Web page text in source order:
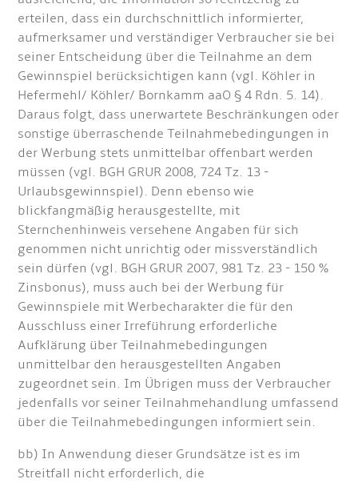
erteilen, dass ein durchschnittlich informierter,
aufmerksamer und verständiger Verbraucher sie bei
seiner Entscheidung über die Teilnahme an dem
Gewinnspiel berücksichtigen kann (vgl. Köhler in
Hefermehl/ Köhler/ Bornkamm aaO § 4 Rdn. 5. 14).
Daraus folgt, dass unerwartete Beschränkungen oder
sonstige überraschende Teilnahmebedingungen in
der Werbung stets unmittelbar offenbart werden
müssen (vgl. BGH GRUR 2008, 724 Tz. 13 -
Urlaubsgewinnspiel). Denn ebenso wie
blickfangmäßig herausgestellte, mit
Sternchenhinweis versehene Angaben für sich
genommen nicht unrichtig oder missverständlich
sein dürfen (vgl. BGH GRUR 2007, 981 Tz. 23 - 150 %
Zinsbonus), muss auch bei der Werbung für
Gewinnspiele mit Werbecharakter die für den
Ausschluss einer Irreführung erforderliche
Aufklärung über Teilnahmebedingungen
unmittelbar den herausgestellten Angaben
zugeordnet sein. Im Übrigen muss der Verbraucher
jedenfalls vor seiner Teilnahmehandlung umfassend
über die Teilnahmebedingungen informiert sein.
bb) In Anwendung dieser Grundsätze ist es im
Streitfall nicht erforderlich, die